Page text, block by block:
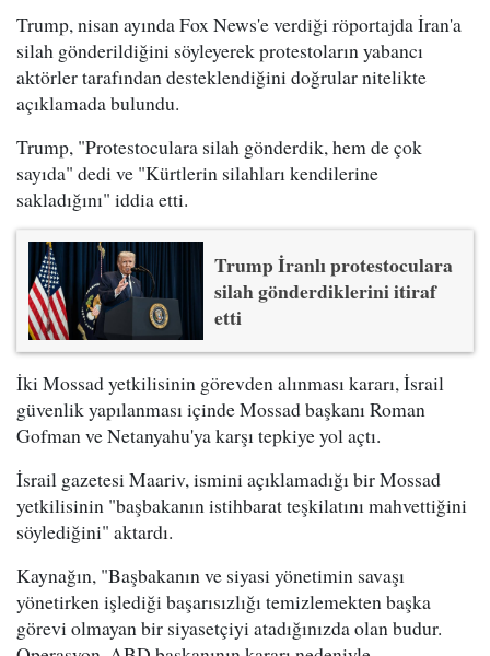
Trump, nisan ayında Fox News'e verdiği röportajda İran'a
silah gönderildiğini söyleyerek protestoların yabancı
aktörler tarafından desteklendiğini doğrular nitelikte
açıklamada bulundu.
Trump, "Protestoculara silah gönderdik, hem de çok
sayıda" dedi ve "Kürtlerin silahları kendilerine
sakladığını" iddia etti.
Trump İranlı protestoculara
silah gönderdiklerini itiraf
etti
İki Mossad yetkilisinin görevden alınması kararı, İsrail
güvenlik yapılanması içinde Mossad başkanı Roman
Gofman ve Netanyahu'ya karşı tepkiye yol açtı.
İsrail gazetesi Maariv, ismini açıklamadığı bir Mossad
yetkilisinin "başbakanın istihbarat teşkilatını mahvettiğini
söylediğini" aktardı.
Kaynağın, "Başbakanın ve siyasi yönetimin savaşı
yönetirken işlediği başarısızlığı temizlemekten başka
görevi olmayan bir siyasetçiyi atadığınızda olan budur.